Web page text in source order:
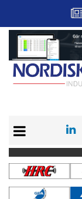
KONTAKT
VÅRA ANDRA